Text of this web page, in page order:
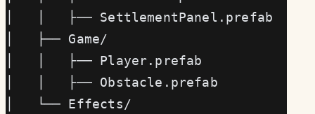
│   │   ├── SettlementPanel.prefab
│   ├── Game/
│   │   ├── Player.prefab
│   │   ├── Obstacle.prefab
│   └── Effects/